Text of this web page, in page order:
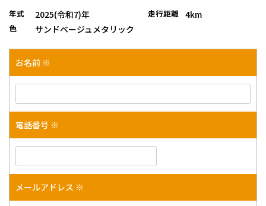
年式 2025(令和7)年 走行距離 4km
色 サンドベージュメタリック
お名前 ※
電話番号 ※
メールアドレス ※